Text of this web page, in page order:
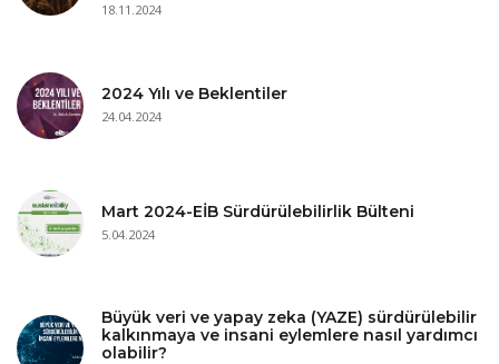
18.11.2024
2024 Yılı ve Beklentiler
24.04.2024
Mart 2024-EİB Sürdürülebilirlik Bülteni
5.04.2024
Büyük veri ve yapay zeka (YAZE) sürdürülebilir
kalkınmaya ve insani eylemlere nasıl yardımcı
olabilir?